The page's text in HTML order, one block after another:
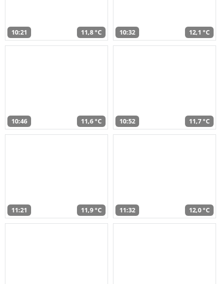
10:21 11,8 °C 10:32 12,1 °C
10:46 11,6 °C 10:52 11,7 °C
11:21 11,9 °C 11:32 12,0 °C